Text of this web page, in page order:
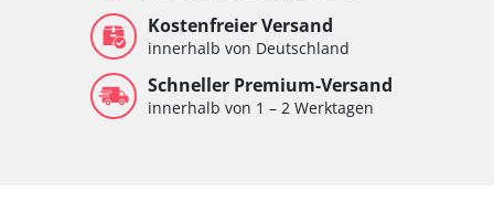
Kostenfreier Versand
innerhalb von Deutschland
Schneller Premium-Versand
innerhalb von 1 – 2 Werktagen